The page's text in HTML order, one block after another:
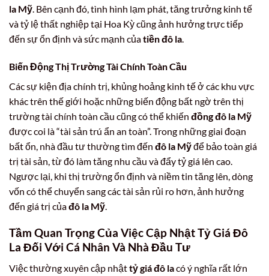
la Mỹ. Bên cạnh đó, tình hình lạm phát, tăng trưởng kinh tế
và tỷ lệ thất nghiệp tại Hoa Kỳ cũng ảnh hưởng trực tiếp
đến sự ổn định và sức mạnh củatiền đô la.
Biến Động Thị Trường Tài Chính Toàn Cầu
Các sự kiện địa chính trị, khủng hoảng kinh tế ở các khu vực
khác trên thế giới hoặc những biến động bất ngờ trên thị
trường tài chính toàn cầu cũng có thể khiến đồng đô la Mỹ
được coi là “tài sản trú ẩn an toàn”. Trong những giai đoạn
bất ổn, nhà đầu tư thường tìm đến đô la Mỹđể bảo toàn giá
trị tài sản, từ đó làm tăng nhu cầu và đẩy tỷ giá lên cao.
Ngược lại, khi thị trường ổn định và niềm tin tăng lên, dòng
vốn có thể chuyển sang các tài sản rủi ro hơn, ảnh hưởng
đến giá trị củađô la Mỹ
Tầm Quan Trọng Của Việc Cập NhậtTỷ Giá Đô
La Đối Với Cá Nhân Và Nhà Đầu Tư
Việc thường xuyên cập nhậttỷ giá đô lacó ý nghĩa rất lớn